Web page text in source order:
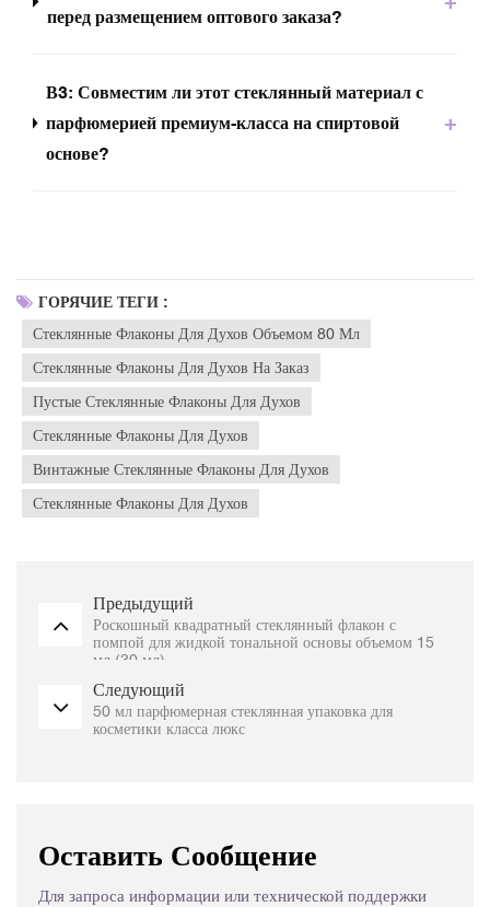
перед размещением оптового заказа?
В3: Совместим ли этот стеклянный материал с
парфюмерией премиум-класса на спиртовой
основе?
+
ГОРЯЧИЕ ТЕГИ :
Стеклянные Флаконы Для Духов Объемом 80 Мл
Стеклянные Флаконы Для Духов На Заказ
Пустые Стеклянные Флаконы Для Духов
Стеклянные Флаконы Для Духов
Винтажные Стеклянные Флаконы Для Духов
Стеклянные Флаконы Для Духов
Предыдущий
Роскошный квадратный стеклянный флакон с
помпой для жидкой тональной основы объемом 15
мл (30 мл).
Следующий
50 мл парфюмерная стеклянная упаковка для
косметики класса люкс
Оставить Сообщение
Для запроса информации или технической поддержки